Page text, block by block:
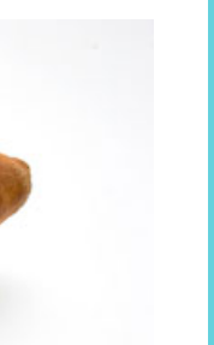
continúa
cosmética